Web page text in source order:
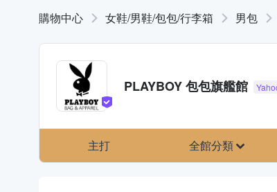
購物中心 女鞋/男鞋/包包/行李箱 男包
PLAYBOY 包包旗艦館
主打 全館分類